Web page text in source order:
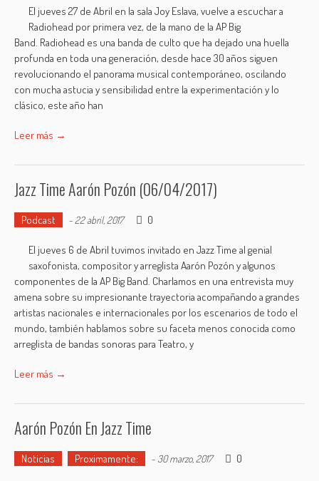
El jueves 27 de Abril en la sala Joy Eslava, vuelve a escuchar a
Radiohead por primera vez, de la mano de la AP Big
Band. Radiohead es una banda de culto que ha dejado una huella
profunda en toda una generación, desde hace 30 años siguen
revolucionando el panorama musical contemporáneo, oscilando
con mucha astucia y sensibilidad entre la experimentación y lo
clásico, este año han
Leer más →
Jazz Time Aarón Pozón (06/04/2017)
Podcast - 22 abril, 2017 0
El jueves 6 de Abril tuvimos invitado en Jazz Time al genial
saxofonista, compositor y arreglista Aarón Pozón y algunos
componentes de la AP Big Band. Charlamos en una entrevista muy
amena sobre su impresionante trayectoria acompañando a grandes
artistas nacionales e internacionales por los escenarios de todo el
mundo, también hablamos sobre su faceta menos conocida como
arreglista de bandas sonoras para Teatro, y
Leer más →
Aarón Pozón En Jazz Time
Noticias Proximamente: - 30 marzo, 2017 0